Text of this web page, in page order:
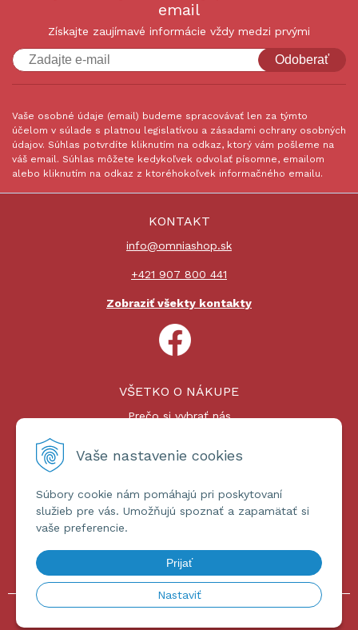
Vaše nastavenie cookies
Súbory cookie nám pomáhajú pri poskytovaní
služieb pre vás. Umožňujú spoznať a zapamätať si
vaše preferencie.
Prijať
Nastaviť
email
Získajte zaujímavé informácie vždy medzi prvými
Odoberať
Vaše osobné údaje (email) budeme spracovávať len za týmto
účelom v súlade s platnou legislatívou a zásadami ochrany osobných
údajov. Súhlas potvrdíte kliknutím na odkaz, ktorý vám pošleme na
váš email. Súhlas môžete kedykoľvek odvolať písomne, emailom
alebo kliknutím na odkaz z ktoréhokoľvek informačného emailu.
KONTAKT
info@omniashop.sk
+421 907 800 441
Zobraziť všekty kontakty
VŠETKO O NÁKUPE
Prečo si vybrať nás
Platby a doprava
ĎALŠIE INFORMÁCIE
Obchodné podmienky
Ochrana osobných údajov
© 2026 omniashop.sk •tvorba eshopu cez UNIobchod,webhosting